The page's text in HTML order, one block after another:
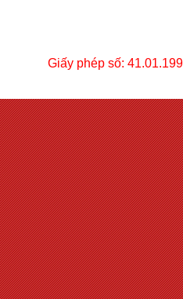
Giấy phép số: